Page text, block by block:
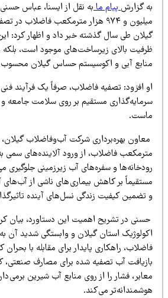
گزارشپیام ما
میلیون و ۹۷۴ هزار مترمکعب فاضلاب در
طی سال گذشته خبر داد و اظهار کرد: این رقم
بالای زیرساخت‌های موجود است، بلکه
آبی و اکوسیستم حساس گیلان محسوب می
افزود: تصفیه فاضلاب، صرفاً یک فرآیند فنی
مستقیم بر روی سلامت جامعه و
بهره‌برداری شرکت آب‌وفاضلاب گیلان، با
فاضلاب، از ورود آلاینده‌های سمی به
و سفره‌های آب زیرزمینی جلوگیری می
بر کاهش بیماری های ناشی از آب‌های
تضمین کیفیت زندگی نسل‌های آینده تاثیرگذار
در تشریح اهمیت این دستاورد، بیان کرد:
استان گیلان و وابستگی شدید آن به
راهکاری پایدار برای مقابله با بحران
آب تصفیه شده برای مصارف صنعتی،
فشار را از روی منابع آب شیرین برمی دارد
می کند.